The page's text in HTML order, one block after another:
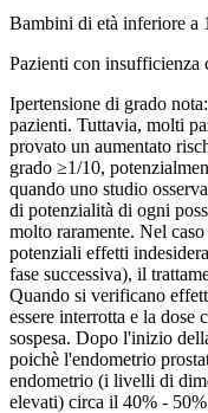
Bambini di età inferiore a
Pazienti con
Ipertensione di grado
pazienti. Tuttavia, molti
provato un aumentato
grado ≥1/10,
quando uno studio
di potenzialità di ogni
molto raramente. Nel
potenziali effetti
fase successiva), il
Quando si verificano
essere interrotta e la dose
sospesa. Dopo l'inizio
poichè l'endometrio
endometrio (i livelli di
elevati) circa il 40% -